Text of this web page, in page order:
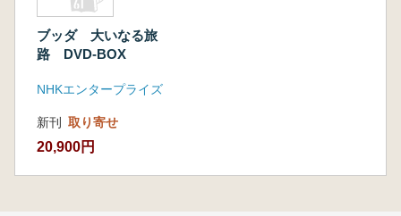
ブッダ 大いなる旅
路 DVD-BOX
NHKエンタープライズ
新刊 取り寄せ
20,900円